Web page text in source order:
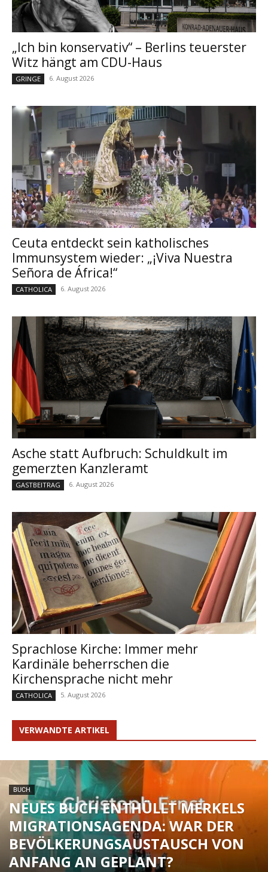
„Ich bin konservativ“ – Berlins teuerster
Witz hängt am CDU-Haus
GRINGE 6. August 2026
Ceuta entdeckt sein katholisches
Immunsystem wieder: „¡Viva Nuestra
Señora de África!“
CATHOLICA 6. August 2026
Asche statt Aufbruch: Schuldkult im
gemerzten Kanzleramt
GASTBEITRAG 6. August 2026
Sprachlose Kirche: Immer mehr
Kardinäle beherrschen die
Kirchensprache nicht mehr
CATHOLICA 5. August 2026
VERWANDTE ARTIKEL
BUCH
NEUES BUCH ENTHÜLLT MERKELS
MIGRATIONSAGENDA: WAR DER
BEVÖLKERUNGSAUSTAUSCH VON
ANFANG AN GEPLANT?